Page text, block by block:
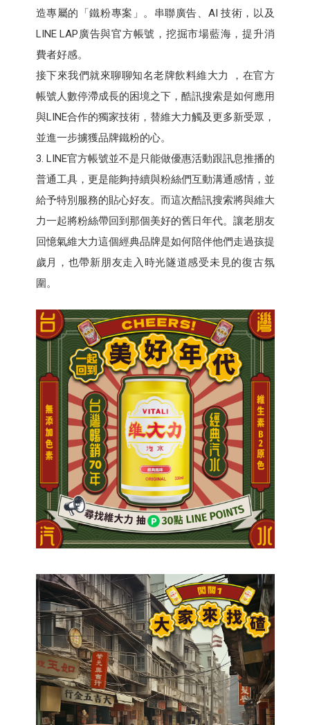
造專屬的「鐵粉專案」。串聯廣告、AI 技術，以及
LINE LAP廣告與官方帳號，挖掘市場藍海，提升消
費者好感。
接下來我們就來聊聊知名老牌飲料維大力 ，在官方
帳號人數停滯成長的困境之下，酷訊搜索是如何應用
與LINE合作的獨家技術，替維大力觸及更多新受眾，
並進一步擄獲品牌鐵粉的心。
3. LINE官方帳號並不是只能做優惠活動跟訊息推播的
普通工具，更是能夠持續與粉絲們互動溝通感情，並
給予特別服務的貼心好友。而這次酷訊搜索將與維大
力一起將粉絲帶回到那個美好的舊日年代。讓老朋友
回憶氣維大力這個經典品牌是如何陪伴他們走過孩提
歲月，也帶新朋友走入時光隧道感受未見的復古氛
圍。